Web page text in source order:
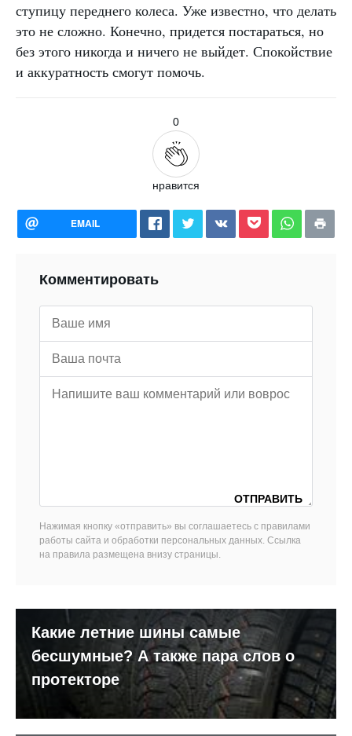
ступицу переднего колеса. Уже известно, что делать
это не сложно. Конечно, придется постараться, но
без этого никогда и ничего не выйдет. Спокойствие
и аккуратность смогут помочь.
0
нравится
EMAIL
Комментировать
Нажимая кнопку «отправить» вы соглашаетесь с правилами
работы сайта и обработки персональных данных. Ссылка
на правила размещена внизу страницы.
Какие летние шины самые
бесшумные? А также пара слов о
протекторе